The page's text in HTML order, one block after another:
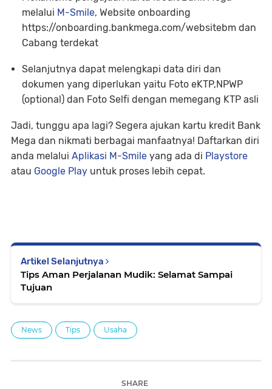
melalui M-Smile, Website onboarding
https://onboarding.bankmega.com/websitebm dan
Cabang terdekat
Selanjutnya dapat melengkapi data diri dan
dokumen yang diperlukan yaitu Foto eKTP,NPWP
(optional) dan Foto Selfi dengan memegang KTP asli
Jadi, tunggu apa lagi? Segera ajukan kartu kredit Bank
Mega dan nikmati berbagai manfaatnya! Daftarkan diri
anda melalui Aplikasi M-Smile yang ada di Playstore
atau Google Play untuk proses lebih cepat.
Artikel Selanjutnya
Tips Aman Perjalanan Mudik: Selamat Sampai
Tujuan
News Tips Usaha
SHARE